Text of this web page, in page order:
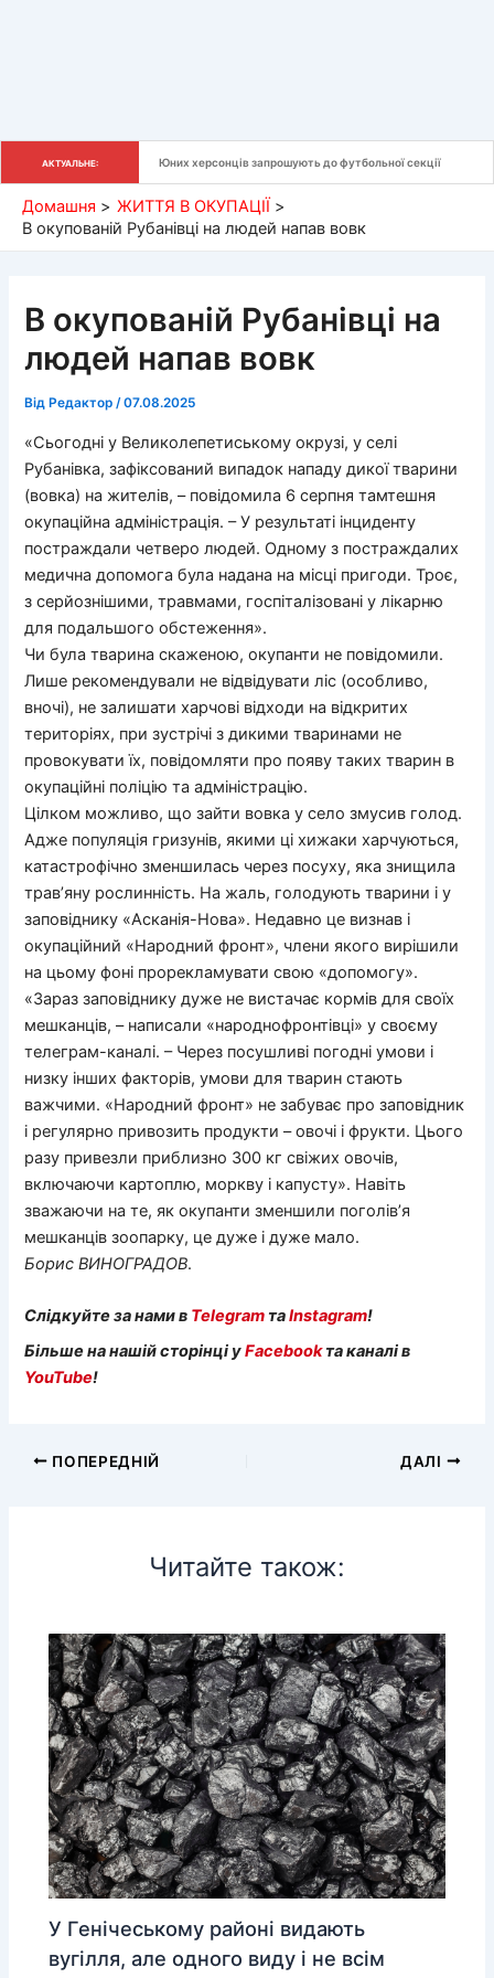
АКТУАЛЬНЕ: Юних херсонців запрошують до футбольної секції
Домашня
ЖИТТЯ В ОКУПАЦІЇ
В окупованій Рубанівці на людей напав вовк
В окупованій Рубанівці на
людей напав вовк
Від Редактор/07.08.2025
«Сьогодні у Великолепетиському окрузі, у селі
Рубанівка, зафіксований випадок нападу дикої тварини
(вовка) на жителів, – повідомила 6 серпня тамтешня
окупаційна адміністрація. – У результаті інциденту
постраждали четверо людей. Одному з постраждалих
медична допомога була надана на місці пригоди. Троє,
з серйознішими, травмами, госпіталізовані у лікарню
для подальшого обстеження».
Чи була тварина скаженою, окупанти не повідомили.
Лише рекомендували не відвідувати ліс (особливо,
вночі), не залишати харчові відходи на відкритих
територіях, при зустрічі з дикими тваринами не
провокувати їх, повідомляти про появу таких тварин в
окупаційні поліцію та адміністрацію.
Цілком можливо, що зайти вовка у село змусив голод.
Адже популяція гризунів, якими ці хижаки харчуються,
катастрофічно зменшилась через посуху, яка знищила
трав’яну рослинність. На жаль, голодують тварини і у
заповіднику «Асканія-Нова». Недавно це визнав і
окупаційний «Народний фронт», члени якого вирішили
на цьому фоні прорекламувати свою «допомогу».
«Зараз заповіднику дуже не вистачає кормів для своїх
мешканців, – написали «народнофронтівці» у своєму
телеграм-каналі. – Через посушливі погодні умови і
низку інших факторів, умови для тварин стають
важчими. «Народний фронт» не забуває про заповідник
і регулярно привозить продукти – овочі і фрукти. Цього
разу привезли приблизно 300 кг свіжих овочів,
включаючи картоплю, моркву і капусту». Навіть
зважаючи на те, як окупанти зменшили поголів’я
мешканців зоопарку, це дуже і дуже мало.
Борис ВИНОГРАДОВ.
Слідкуйте за нами в Telegram таInstagram!
Більше на нашій сторінці уFacebookта каналі в
YouTube!
ПОПЕРЕДНІЙ ДАЛІ
Читайте також:
У Генічеському районі видають
вугілля, але одного виду і не всім